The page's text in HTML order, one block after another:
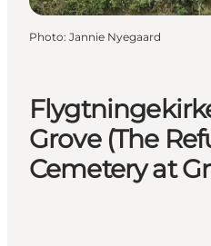
Grove (The
Cemetery at
Photo: Jannie Nyegaard